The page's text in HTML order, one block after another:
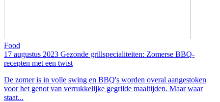
Food
17 augustus 2023 Gezonde grillspecialiteiten: Zomerse BBQ-
recepten met een twist
De zomer is in volle swing en BBQ's worden overal aangestoken
voor het genot van verrukkelijke gegrilde maaltijden. Maar waar
staat...